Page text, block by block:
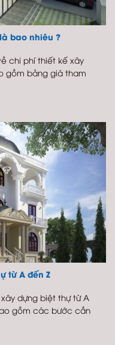
bao nhiêu ?
chi phí thiết kế xây
gồm bảng giá tham
từ A đến Z
dựng biệt thự từ A
gồm các bước cần